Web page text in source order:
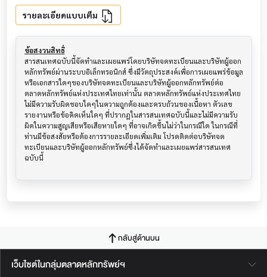
รายละเอียดแบบเต็ม
ข้อสงวนสิทธิ์
สารสนเทศฉบับนี้จัดทำและเผยแพร่โดยบริษัทจดทะเบียนและบริษัทผู้ออก
หลักทรัพย์ผ่านระบบอิเล็กทรอนิกส์ ซึ่งมีวัตถุประสงค์เพื่อการเผยแพร่ข้อมูล
หรือเอกสารใดๆของบริษัทจดทะเบียนและบริษัทผู้ออกหลักทรัพย์ต่อ
ตลาดหลักทรัพย์แห่งประเทศไทยเท่านั้น ตลาดหลักทรัพย์แห่งประเทศไทย
ไม่มีความรับผิดชอบใดๆในความถูกต้องและครบถ้วนของเนื้อหา ตัวเลข
รายงานหรือข้อคิดเห็นใดๆ ที่ปรากฎในสารสนเทศฉบับนี้และไม่มีความรับ
ผิดในความสูญเสียหรือเสียหายใดๆ ที่อาจเกิดขึ้นไม่ว่าในกรณีใด ในกรณีที่
ท่านมีข้อสงสัยหรือต้องการรายละเอียดเพิ่มเติม โปรดติดต่อบริษัทจด
ทะเบียนและบริษัทผู้ออกหลักทรัพย์ซึ่งได้จัดทำและเผยแพร่สารสนเทศ
ฉบับนี้
กลับสู่ด้านบน
เว็บไซต์ในกลุ่มตลาดหลักทรัพย์ฯ